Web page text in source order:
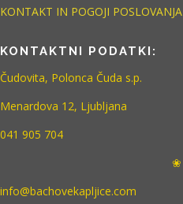
KONTAKT IN POGOJI POSLOVANJA
KONTAKTNI PODATKI:
Čudovita, Polonca Čuda s.p.
Menardova 12, Ljubljana
041 905 704
❀
info@bachovekapljice.com